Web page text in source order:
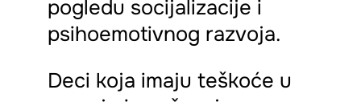
pogledu socijalizacije i
psihoemotivnog razvoja.
Deci koja imaju teškoće u